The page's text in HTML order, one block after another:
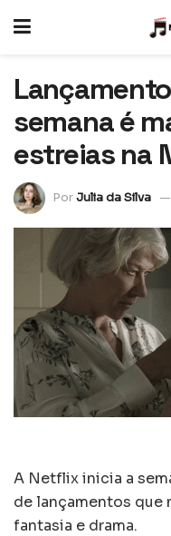
semana é
estreias na
PorJulia da Silva
A Netflix inicia a
de lançamentos que
fantasia e drama.